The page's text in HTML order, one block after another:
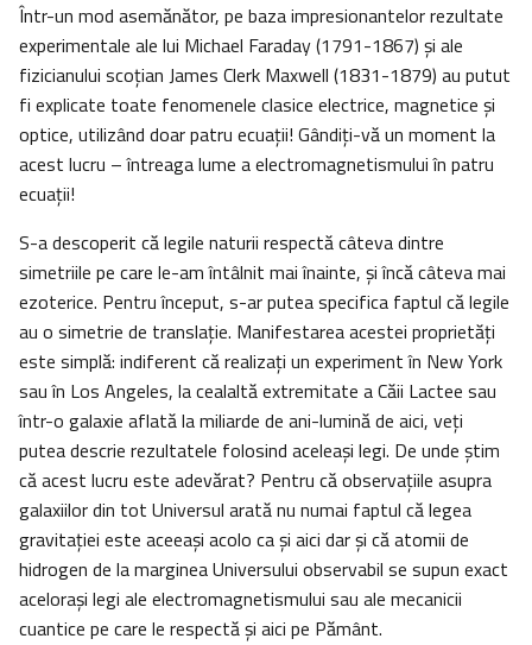
Într-un mod asemănător, pe baza impresionantelor rezultate
experimentale ale lui Michael Faraday (1791-1867) şi ale
fizicianului scoţian James Clerk Maxwell (1831-1879) au putut
fi explicate toate fenomenele clasice electrice, magnetice şi
optice, utilizând doar patru ecuaţii! Gândiţi-vă un moment la
acest lucru – întreaga lume a electromagnetismului în patru
ecuaţii!
S-a descoperit că legile naturii respectă câteva dintre
simetriile pe care le-am întâlnit mai înainte, şi încă câteva mai
ezoterice. Pentru început, s-ar putea specifica faptul că legile
au o simetrie de translaţie. Manifestarea acestei proprietăţi
este simplă: indiferent că realizaţi un experiment în New York
sau în Los Angeles, la cealaltă extremitate a Căii Lactee sau
într-o galaxie aflată la miliarde de ani-lumină de aici, veţi
putea descrie rezultatele folosind aceleaşi legi. De unde ştim
că acest lucru este adevărat? Pentru că observaţiile asupra
galaxiilor din tot Universul arată nu numai faptul că legea
gravitaţiei este aceeaşi acolo ca şi aici dar şi că atomii de
hidrogen de la marginea Universului observabil se supun exact
aceloraşi legi ale electromagnetismului sau ale mecanicii
cuantice pe care le respectă şi aici pe Pământ.